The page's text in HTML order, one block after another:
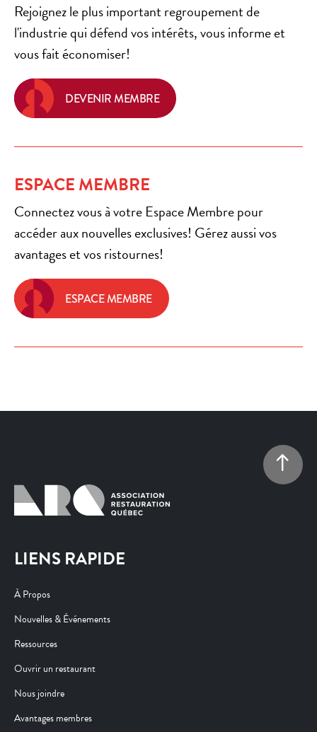
Rejoignez le plus important regroupement de
l'industrie qui défend vos intérêts, vous informe et
vous fait économiser!
DEVENIR MEMBRE
ESPACE MEMBRE
Connectez vous à votre Espace Membre pour
accéder aux nouvelles exclusives! Gérez aussi vos
avantages et vos ristournes!
ESPACE MEMBRE
LIENS RAPIDE
À Propos
Nouvelles & Événements
Ressources
Ouvrir un restaurant
Nous joindre
Avantages membres